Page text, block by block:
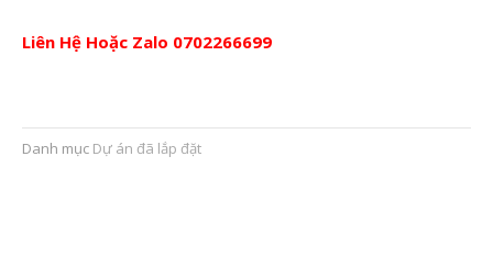
Liên Hệ Hoặc Zalo 0702266699
Danh mục Dự án đã lắp đặt